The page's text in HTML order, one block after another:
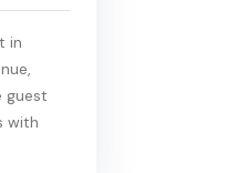
in
guest
with